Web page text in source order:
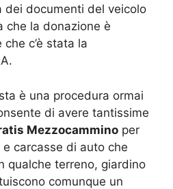
dei documenti del veicolo
che la donazione è
c’è stata la
è una procedura ormai
di avere tantissime
Mezzocammino per
carcasse di auto che
qualche terreno, giardino
comunque un